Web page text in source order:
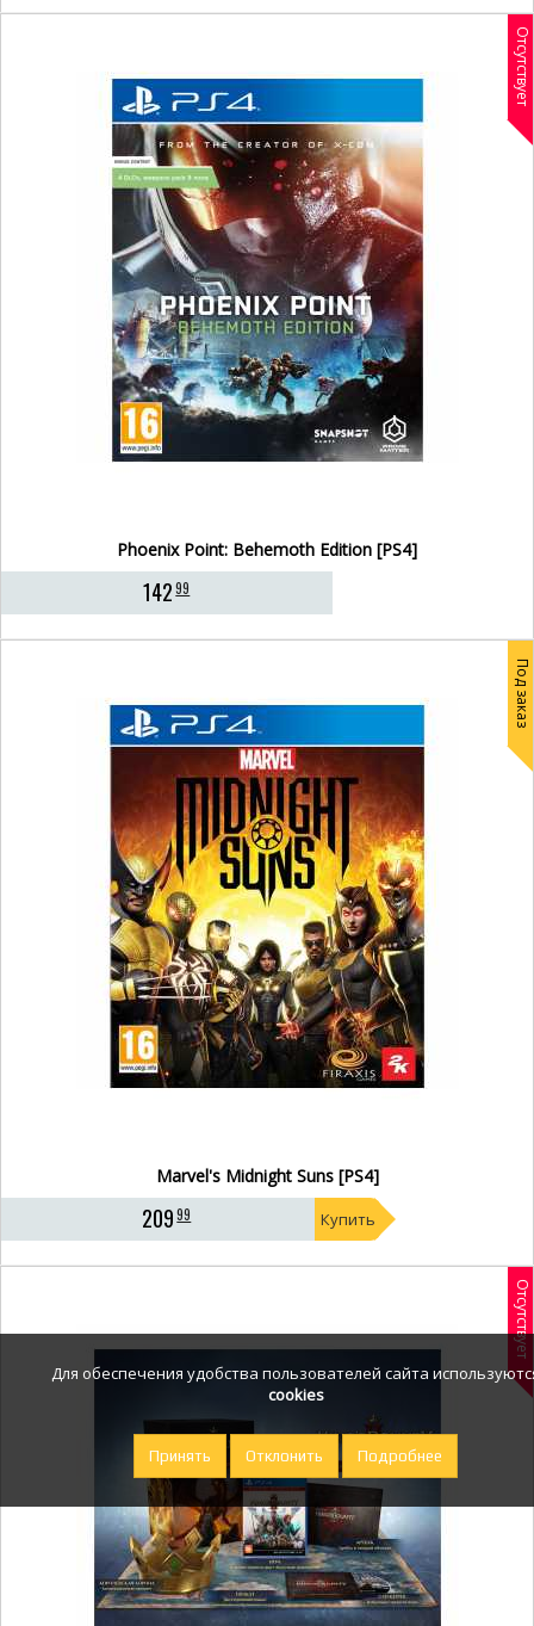
Отсутствует
Phoenix Point: Behemoth Edition [PS4]
14299
Под заказ
Marvel's Midnight Suns [PS4]
20999 Купить
Отсутствует
Для обеспечения удобства пользователей сайта
cookies
Принять Отклонить Подробнее